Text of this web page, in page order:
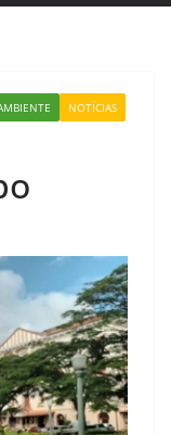
NOTÍCIAS